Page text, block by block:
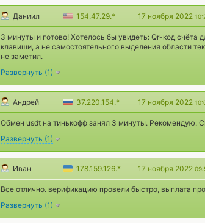
Даниил 154.47.29.* 17 ноября 2022
3 минуты и готово! Хотелось бы увидеть: Qr-код счёта
клавиши, а не самостоятельного выделения области
не заметил.
Развернуть (1)
Андрей 37.220.154.* 17 ноября 2022
Обмен usdt на тинькофф занял 3 минуты. Рекомендую.
Развернуть (1)
Иван 178.159.126.* 17 ноября 2022
Все отлично. верификацию провели быстро, выплата
Развернуть (1)